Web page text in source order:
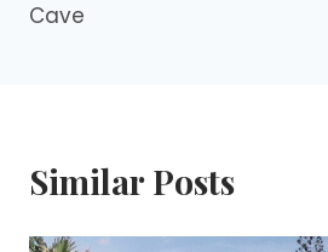
Cave
Similar Posts